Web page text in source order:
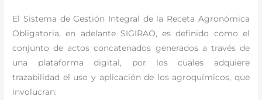
El Sistema de Gestión Integral de la Receta Agronómica
Obligatoria, en adelante SIGIRAO, es definido como el
conjunto de actos concatenados generados a través de
una plataforma digital, por los cuales adquiere
trazabilidad el uso y aplicación de los agroquímicos, que
involucran: